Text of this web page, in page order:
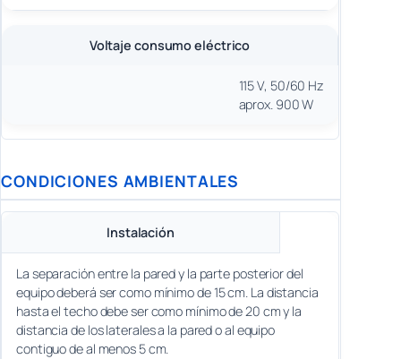
Voltaje consumo eléctrico
115 V, 50/60 Hz
aprox. 900 W
CONDICIONES AMBIENTALES
Instalación
La separación entre la pared y la parte posterior del
equipo deberá ser como mínimo de 15 cm. La distancia
hasta el techo debe ser como mínimo de 20 cm y la
distancia de los laterales a la pared o al equipo
contiguo de al menos 5 cm.